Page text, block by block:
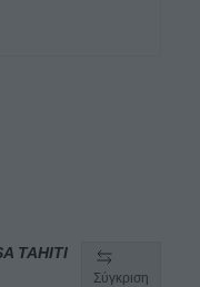
TAHITI
Σύγκριση